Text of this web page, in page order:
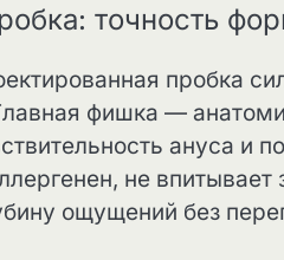
точность
пробка
фишка —
ануса и
не
ощущений без